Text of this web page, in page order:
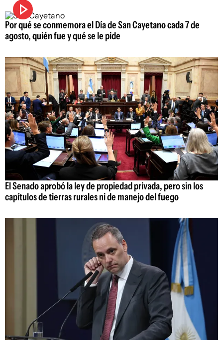
Por qué se conmemora el Día de San Cayetano cada 7 de
agosto, quién fue y qué se le pide
El Senado aprobó la ley de propiedad privada, pero sin los
capítulos de tierras rurales ni de manejo del fuego